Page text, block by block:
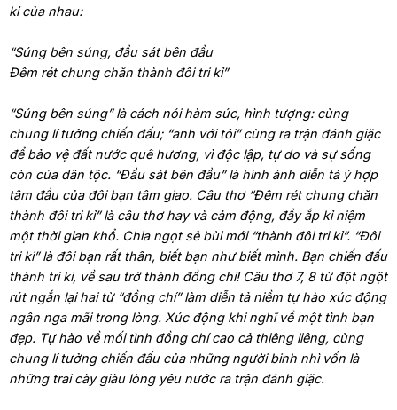
kỉ của nhau:
“Súng bên súng, đầu sát bên đầu
Đêm rét chung chăn thành đôi tri kỉ”
“Súng bên súng” là cách nói hàm súc, hình tượng: cùng
chung lí tưởng chiến đấu; “anh với tôi” cùng ra trận đánh giặc
để bảo vệ đất nước quê hương, vì độc lập, tự do và sự sống
còn của dân tộc. “Đầu sát bên đầu” là hình ảnh diễn tả ý hợp
tâm đầu của đôi bạn tâm giao. Câu thơ “Đêm rét chung chăn
thành đôi tri kỉ” là câu thơ hay và cảm động, đầy ắp kỉ niệm
một thời gian khổ. Chia ngọt sẻ bùi mới “thành đôi tri kỉ”. “Đôi
tri ki” là đôi bạn rất thân, biết bạn như biết mình. Bạn chiến đấu
thành tri kỉ, về sau trở thành đồng chí! Câu thơ 7, 8 từ đột ngột
rút ngắn lại hai từ “đồng chí” làm diễn tả niềm tự hào xúc động
ngân nga mãi trong lòng. Xúc động khi nghĩ về một tình bạn
đẹp. Tự hào về mối tình đồng chí cao cả thiêng liêng, cùng
chung lí tưởng chiến đấu của những người binh nhì vốn là
những trai cày giàu lòng yêu nước ra trận đánh giặc.